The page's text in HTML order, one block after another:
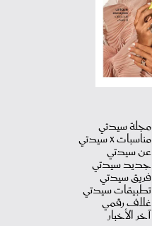
مجلة سيدتي
مناسبات X سيدتي
عن سيدتي
جديد سيدتي
فريق سيدتي
تطبيقات سيدتي
غلاف رقمي
آخر الأخبار